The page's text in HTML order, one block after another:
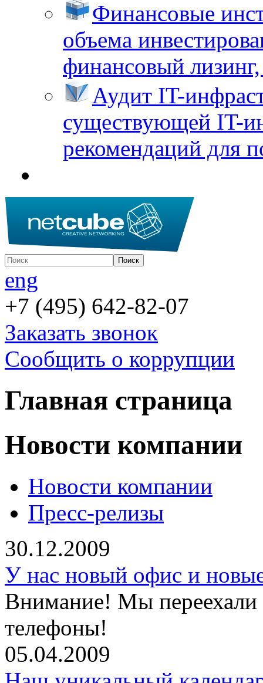
Финансовые
объема
финансовый
Аудит IT-
существующей IT-
рекомендаций для
eng
+7 (495) 642-82-07
Заказать звонок
Сообщить о коррупции
Главная страница
Новости компании
Новости компании
Пресс-релизы
30.12.2009
У нас новый офис и
Внимание! Мы переехали
телефоны!
05.04.2009